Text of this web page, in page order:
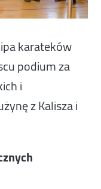
karateków
podium za
i
z Kalisza i